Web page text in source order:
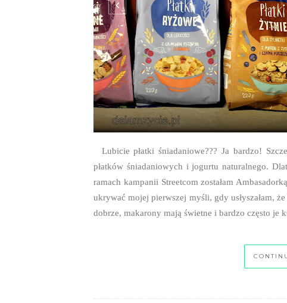
Lubicie płatki śniadaniowe??? Ja bardzo!
płatków śniadaniowych i jogurtu naturalnego.
ramach kampanii Streetcom zostałam
ukrywać mojej pierwszej myśli, gdy usłyszałam,
dobrze, makarony mają świetne i bardzo często je
grudnia 17, 2016 0 Komentarze